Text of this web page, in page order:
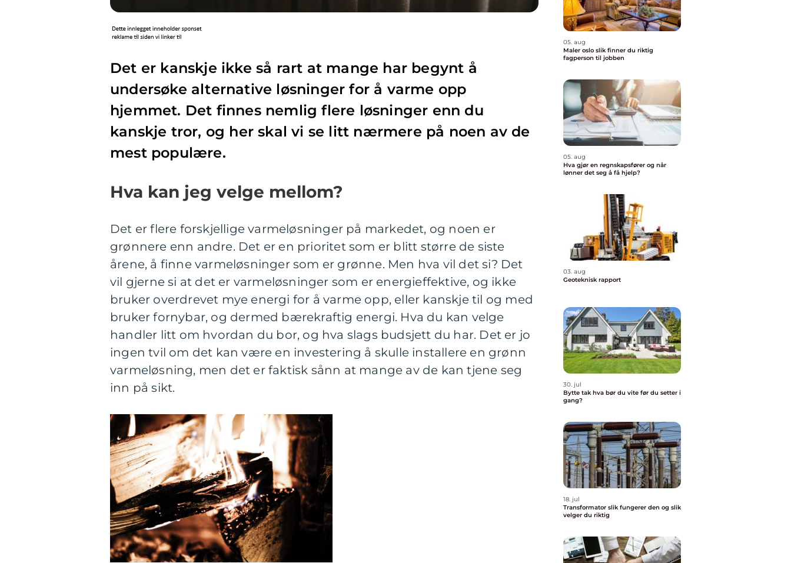
Det er kanskje ikke så rart at mange har begynt å
undersøke alternative løsninger for å varme opp
hjemmet. Det finnes nemlig flere løsninger enn du
kanskje tror, og her skal vi se litt nærmere på noen av de
mest populære.
Hva kan jeg velge mellom?
Det er flere forskjellige varmeløsninger på markedet, og noen er
grønnere enn andre. Det er en prioritet som er blitt større de siste
årene, å finne varmeløsninger som er grønne. Men hva vil det si? Det
vil gjerne si at det er varmeløsninger som er energieffektive, og ikke
bruker overdrevet mye energi for å varme opp, eller kanskje til og med
bruker fornybar, og dermed bærekraftig energi. Hva du kan velge
handler litt om hvordan du bor, og hva slags budsjett du har. Det er jo
ingen tvil om det kan være en investering å skulle installere en grønn
varmeløsning, men det er faktisk sånn at mange av de kan tjene seg
inn på sikt.
05. aug
Maler oslo slik finner du riktig
fagperson til jobben
05. aug
Hva gjør en regnskapsfører og når
lønner det seg å få hjelp?
03. aug
Geoteknisk rapport
30. jul
Bytte tak hva bør du vite før du setter i
gang?
18. jul
Transformator slik fungerer den og slik
velger du riktig